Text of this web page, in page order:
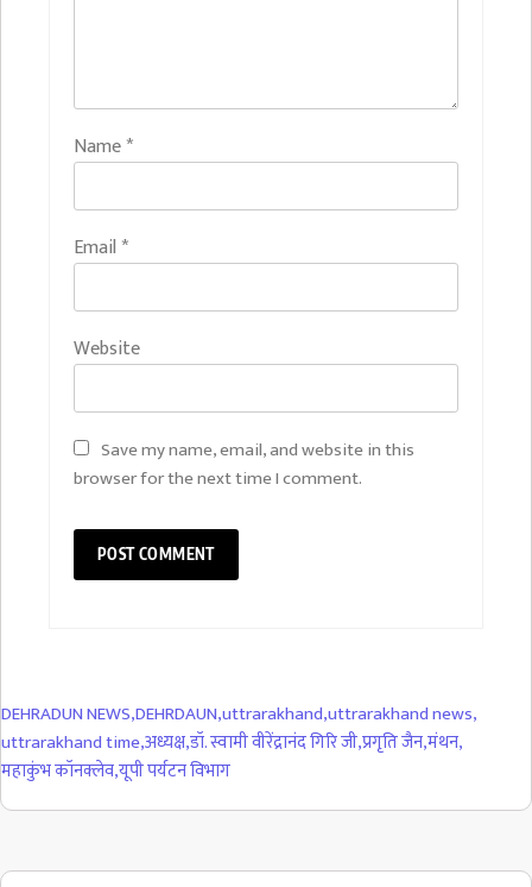
Name*
Email *
Website
Save my name, email, and website in this
browser for the next time I comment.
DEHRADUN NEWS,DEHRDAUN,uttrarakhand,uttrarakhand news,
uttrarakhand time,अध्यक्ष,डॉ. स्वामी वीरेंद्रानंद गिरि जी,प्रगृति जैन,मंथन,
महाकुंभ कॉनक्लेव,यूपी पर्यटन विभाग